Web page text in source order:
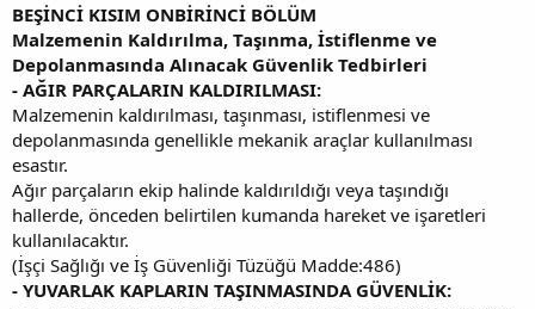
BEŞİNCİ KISIM ONBİRİNCİ BÖLÜM
Malzemenin Kaldırılma, Taşınma, İstiflenme ve
Depolanmasında Alınacak Güvenlik Tedbirleri
- AĞIR PARÇALARIN KALDIRILMASI:
Malzemenin kaldırılması, taşınması, istiflenmesi ve
depolanmasında genellikle mekanik araçlar kullanılması
esastır.
Ağır parçaların ekip halinde kaldırıldığı veya taşındığı
hallerde, önceden belirtilen kumanda hareket ve işaretleri
kullanılacaktır.
(İşçi Sağlığı ve İş Güvenliği Tüzüğü Madde:486)
- YUVARLAK KAPLARIN TAŞINMASINDA GÜVENLİK: